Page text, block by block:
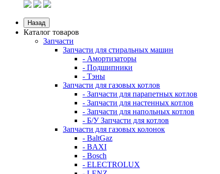
Назад
Каталог товаров
Запчасти
Запчасти для стиральных машин
- Амортизаторы
- Подшипники
- Тэны
Запчасти для газовых котлов
- Запчасти для парапетных котлов
- Запчасти для настенных котлов
- Запчасти для напольных котлов
- Б/У Запчасти для котлов
Запчасти для газовых колонок
- BaltGaz
- BAXI
- Bosch
- ELECTROLUX